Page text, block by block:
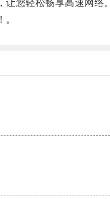
您轻松畅享高速网络。